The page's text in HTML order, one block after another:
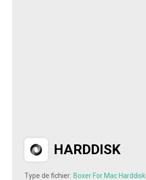
HARDDISK
Type de fichier: Boxer For Mac Harddisk